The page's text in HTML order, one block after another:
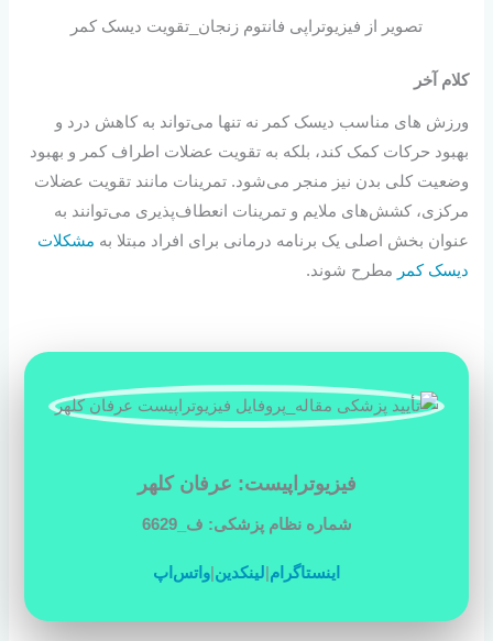
تصویر از فیزیوتراپی فانتوم زنجان_تقویت دیسک کمر
کلام آخر
ورزش های مناسب دیسک کمر نه تنها می‌تواند به کاهش درد و
بهبود حرکات کمک کند، بلکه به تقویت عضلات اطراف کمر و بهبود
وضعیت کلی بدن نیز منجر می‌شود. تمرینات مانند تقویت عضلات
مرکزی، کشش‌های ملایم و تمرینات انعطاف‌پذیری می‌توانند به
عنوان بخش اصلی یک برنامه درمانی برای افراد مبتلا به مشکلات
دیسک کمر مطرح شوند.
فیزیوتراپیست: عرفان کلهر
شماره نظام پزشکی: ف_6629
اینستاگرام لینکدین واتس‌اپ